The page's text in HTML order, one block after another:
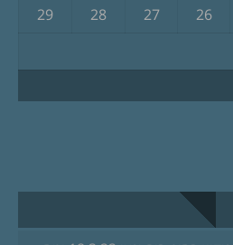
26
27
28
29